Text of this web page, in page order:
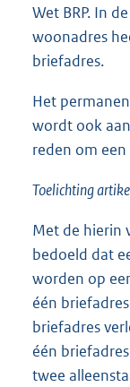
Wet BRP. In
woonadres
briefadres.
Het
wordt ook
reden om
Toelichting
Met de hierin
bedoeld dat
worden op
één
briefadres
één
twee